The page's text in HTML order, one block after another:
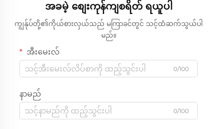
အခမဲ့ စျေးကုန်ကျစရိတ် ရယူပါ
ကျွန်ုပ်တို့၏ကိုယ်စားလှယ်သည် မကြာခင်တွင် သင့်ထံဆက်သွယ်ပါ
မည်။
အီးမေးလ်
0/100
နာမည်
0/100